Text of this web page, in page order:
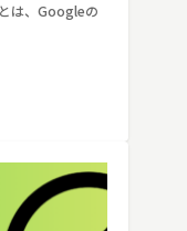
は、Googleの